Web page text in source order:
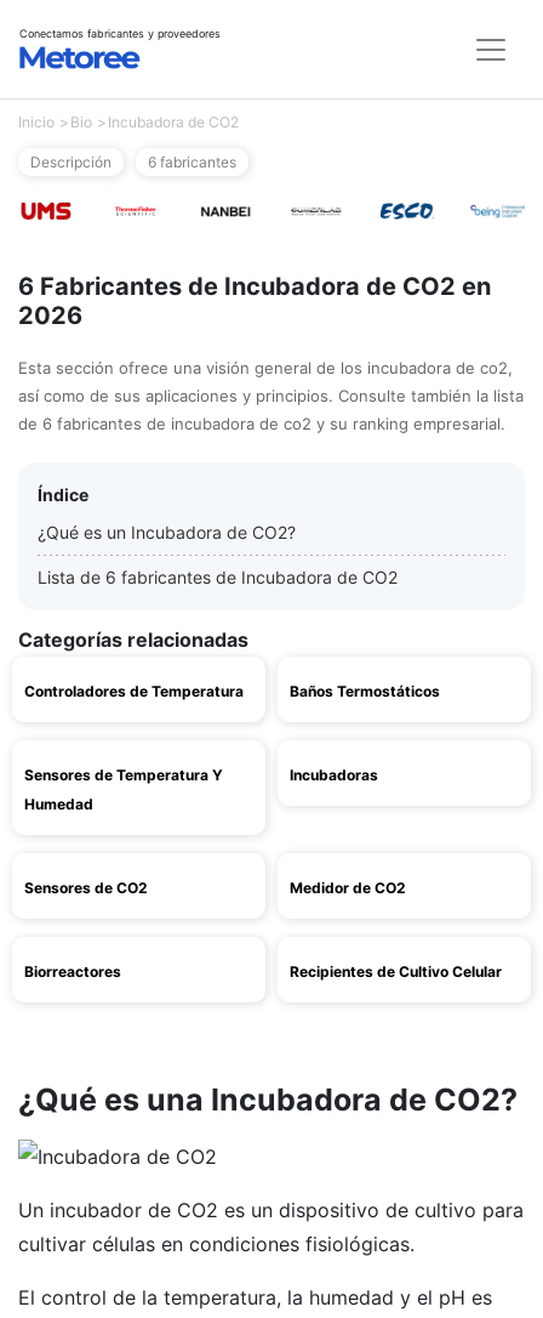
Conectamos fabricantes y proveedores
Inicio Bio Incubadora de CO2
Descripción 6 fabricantes
6 Fabricantes de Incubadora de CO2 en
2026
Esta sección ofrece una visión general de los incubadora de co2,
así como de sus aplicaciones y principios. Consulte también la lista
de 6 fabricantes de incubadora de co2 y su ranking empresarial.
Índice
¿Qué es un Incubadora de CO2?
Lista de 6 fabricantes de Incubadora de CO2
Categorías relacionadas
Controladores de Temperatura Baños Termostáticos
Sensores de Temperatura Y
Humedad
Incubadoras
Sensores de CO2 Medidor de CO2
Biorreactores Recipientes de Cultivo Celular
¿Qué es una Incubadora de CO2?
Un incubador de CO2 es un dispositivo de cultivo para
cultivar células en condiciones fisiológicas.
El control de la temperatura, la humedad y el pH es